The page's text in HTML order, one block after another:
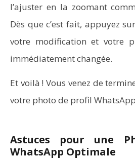
l’ajuster en la zoomant
Dès que c’est fait, appuyez
votre modification et votre
immédiatement changée.
Et voilà ! Vous venez de
votre photo de profil
Astuces pour une
WhatsApp Optimale